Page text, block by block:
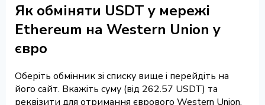
Як обміняти USDT у мережі
Ethereum на Western Union у
євро
Оберіть обмінник зі списку вище і перейдіть на
його сайт. Вкажіть суму (від 262.57 USDT) та
реквізити для отримання єврового Western Union,